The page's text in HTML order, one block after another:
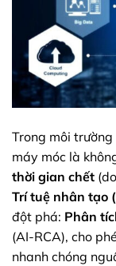
Trong môi trường
máy móc là
thời gian chết
Trí tuệ nhân tạo
đột phá: Phân
(AI-RCA), cho
nhanh chóng